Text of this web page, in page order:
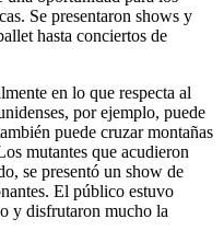
Se presentaron shows y
hasta conciertos de
en lo que respecta al
por ejemplo, puede
puede cruzar montañas
mutantes que acudieron
se presentó un show de
El público estuvo
y disfrutaron mucho la